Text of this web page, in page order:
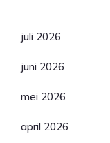
juli 2026
juni 2026
mei 2026
april 2026